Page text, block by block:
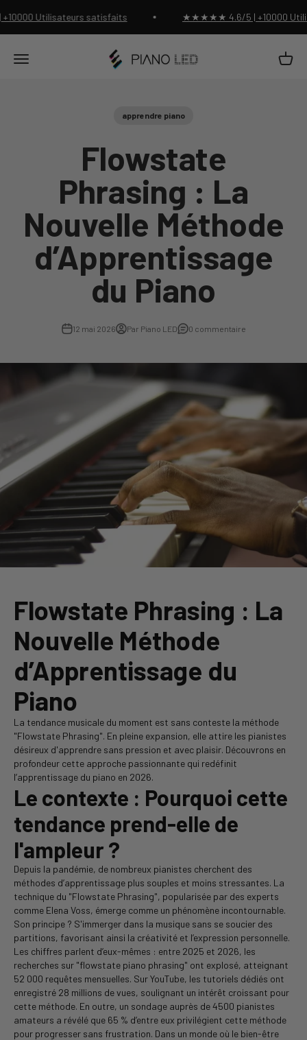
Utilisateurs satisfaits
★★★★★ 4.6/5 | +10000
Menu
Piano Led Shop Panier
apprendre piano
Flowstate
Phrasing : La
Nouvelle Méthode
d’Apprentissage
du Piano
12 mai 2026 Par Piano LED 0 commentaire
Flowstate Phrasing : La
Nouvelle Méthode
d’Apprentissage du
Piano
La tendance musicale du moment est sans conteste la méthode
"Flowstate Phrasing". En pleine expansion, elle attire les pianistes
désireux d'apprendre sans pression et avec plaisir. Découvrons en
profondeur cette approche passionnante qui redéfinit
l’apprentissage du piano en 2026.
Le contexte : Pourquoi cette
tendance prend-elle de
l'ampleur ?
Depuis la pandémie, de nombreux pianistes cherchent des
méthodes d’apprentissage plus souples et moins stressantes. La
technique du "Flowstate Phrasing", popularisée par des experts
comme Elena Voss, émerge comme un phénomène incontournable.
Son principe ? S'immerger dans la musique sans se soucier des
partitions, favorisant ainsi la créativité et l’expression personnelle.
Les chiffres parlent d’eux-mêmes : entre 2025 et 2026, les
recherches sur "flowstate piano phrasing" ont explosé, atteignant
52 000 requêtes mensuelles. Sur YouTube, les tutoriels dédiés ont
enregistré 28 millions de vues, soulignant un intérêt croissant pour
cette méthode. En outre, un sondage auprès de 4500 pianistes
amateurs a révélé que 65 % d’entre eux privilégient cette méthode
pour progresser sans frustration. Dans un monde où le bien-être